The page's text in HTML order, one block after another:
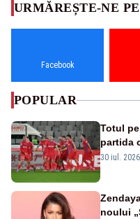
URMĂREȘTE-NE PE
Facebook
POPULAR
Totul
partida
30 iul.
noului